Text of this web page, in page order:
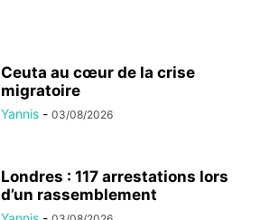
Ceuta au cœur de la crise
migratoire
Yannis - 03/08/2026
Londres : 117 arrestations lors
d’un rassemblement